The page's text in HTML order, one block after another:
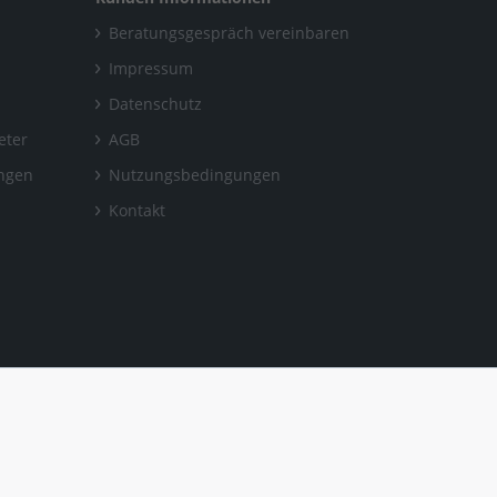
Beratungsgespräch vereinbaren
Impressum
Datenschutz
AGB
Nutzungsbedingungen
Kontakt